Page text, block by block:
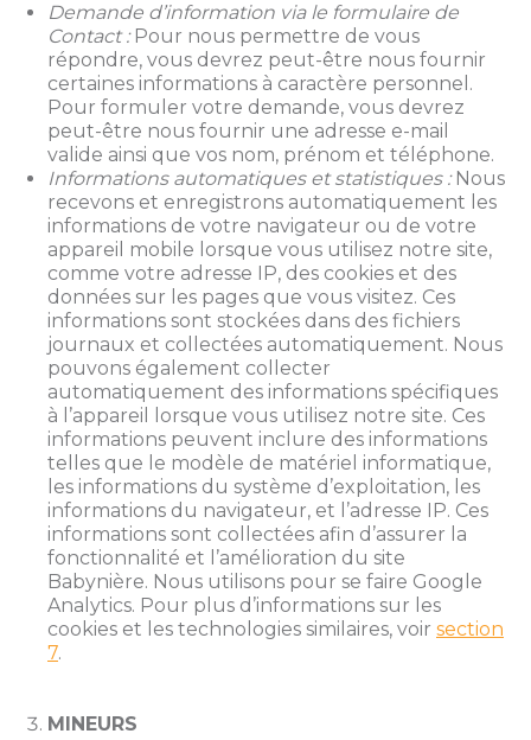
Demande d’information via le formulaire de
Contact :Pour nous permettre de vous
répondre, vous devrez peut-être nous fournir
certaines informations à caractère personnel.
Pour formuler votre demande, vous devrez
peut-être nous fournir une adresse e-mail
valide ainsi que vos nom, prénom et téléphone.
Informations automatiques et statistiques :Nous
recevons et enregistrons automatiquement les
informations de votre navigateur ou de votre
appareil mobile lorsque vous utilisez notre site,
comme votre adresse IP, des cookies et des
données sur les pages que vous visitez. Ces
informations sont stockées dans des fichiers
journaux et collectées automatiquement. Nous
pouvons également collecter
automatiquement des informations spécifiques
à l’appareil lorsque vous utilisez notre site. Ces
informations peuvent inclure des informations
telles que le modèle de matériel informatique,
les informations du système d’exploitation, les
informations du navigateur, et l’adresse IP. Ces
informations sont collectées afin d’assurer la
fonctionnalité et l’amélioration du site
Babynière. Nous utilisons pour se faire Google
Analytics. Pour plus d’informations sur les
cookies et les technologies similaires, voir section
7.
MINEURS